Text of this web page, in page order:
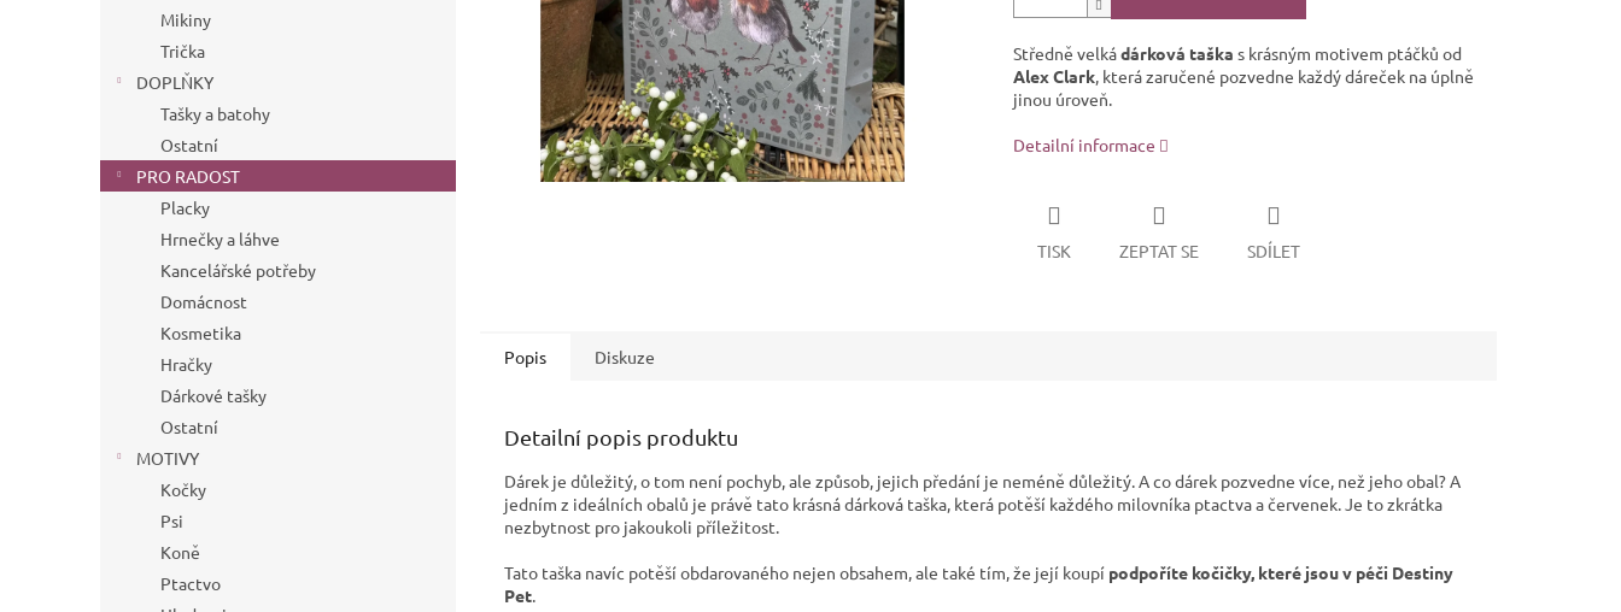
Mikiny
Trička
DOPLŇKY
Tašky a batohy
Ostatní
PRO RADOST
Placky
Hrnečky a láhve
Kancelářské potřeby
Domácnost
Kosmetika
Hračky
Dárkové tašky
Ostatní
MOTIVY
Kočky
Psi
Koně
Ptactvo
Středně velkádárková taška s krásným motivem ptáčků od
Alex Clark, která zaručené pozvedne každý dáreček na úplně
jinou úroveň.
Detailní informace
TISK ZEPTAT SE SDÍLET
Popis Diskuze
Detailní popis produktu
Dárek je důležitý, o tom není pochyb, ale způsob, jejich předání je neméně důležitý. A co dárek pozvedne více, než jeho obal? A
jedním z ideálních obalů je právě tato krásná dárková taška, která potěší každého milovníka ptactva a červenek. Je to zkrátka
nezbytnost pro jakoukoli příležitost.
Tato taška navíc potěší obdarovaného nejen obsahem, ale také tím, že její koupí podpoříte kočičky, které jsou v péči Destiny
Pet.